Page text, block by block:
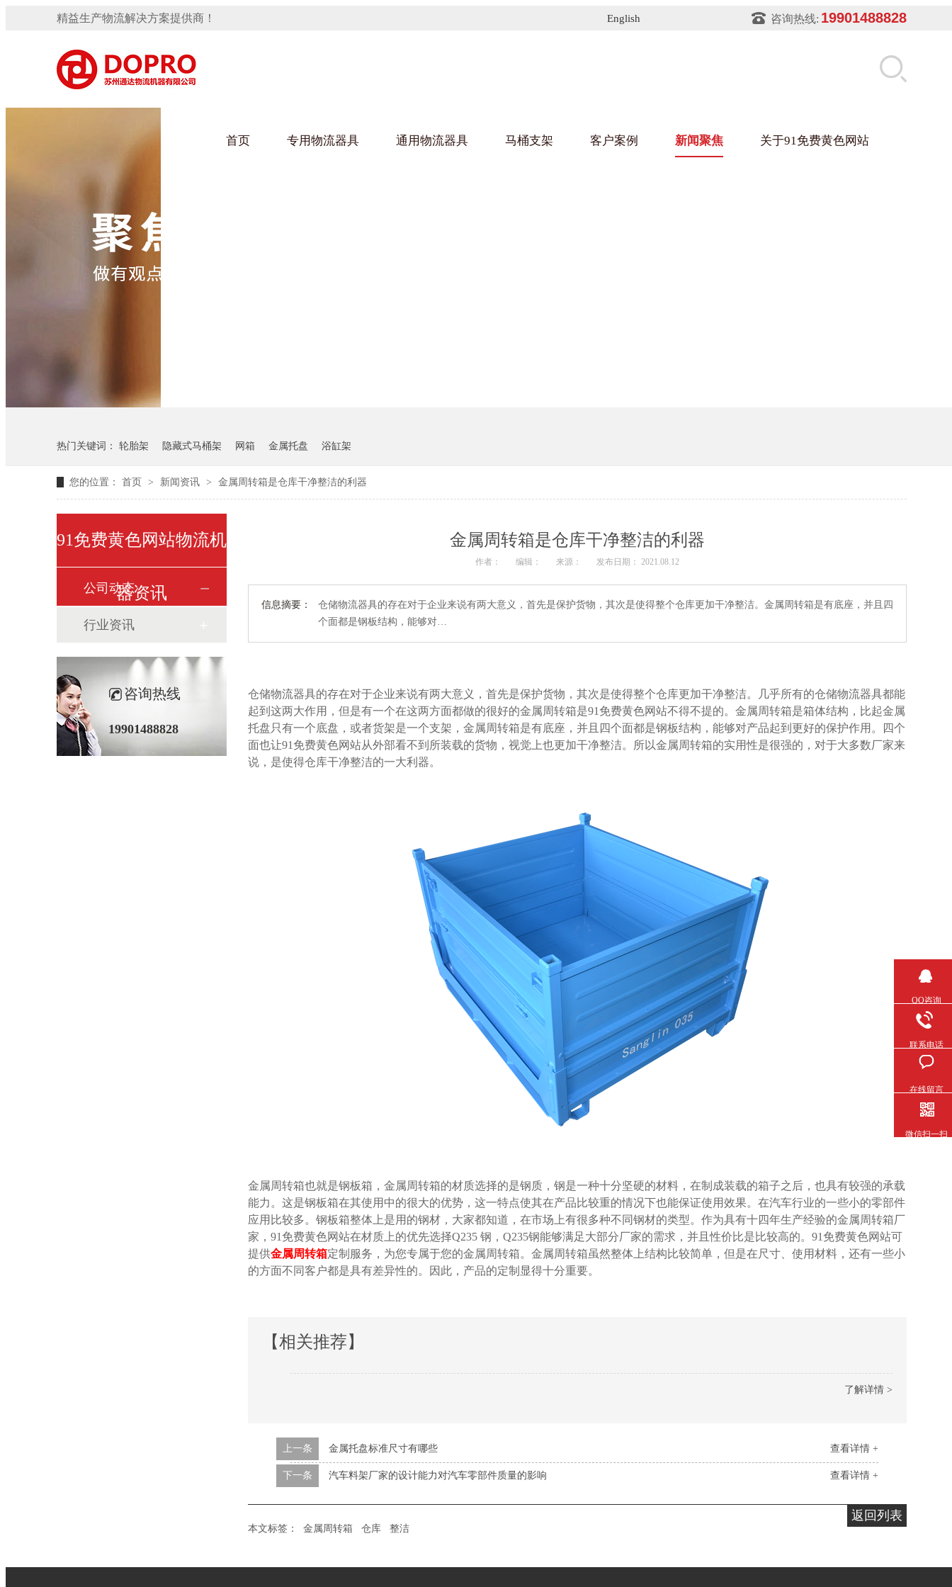
咨询热线: 19901488828
English
精益生产物流解决方案提供商！
首页 专用物流器具
91免费观看视频架
变速箱托盘
发动机料架
通用物流器具
手推车
马桶支架
隐藏式马桶水箱支架
客户案例
汽车行业
新闻聚焦 关于91免费黄色网站
热门关键词： 轮胎架 隐藏式马桶架 网箱 金属托盘 浴缸架
您的位置： 首页 > 新闻资讯 > 金属周转箱是仓库干净整洁的利器
金属周转箱是仓库干净整洁的利器
作者： 编辑： 来源： 发布日期： 2021.08.12
信息摘要：
仓储物流器具的存在对于企业来说有两大意义，首先是保护货物，其次是使得整个仓库更加干净整洁。金属周转箱是有底座，并且四
个面都是钢板结构，能够对…
仓储物流器具的存在对于企业来说有两大意义，首先是保护货物，其次是使得整个仓库更加干净整洁。几乎所有的仓储物流器具都能
起到这两大作用，但是有一个在这两方面都做的很好的金属周转箱是91免费黄色网站不得不提的。金属周转箱是箱体结构，比起金属
托盘只有一个底盘，或者货架是一个支架，金属周转箱是有底座，并且四个面都是钢板结构，能够对产品起到更好的保护作用。四个
面也让91免费黄色网站从外部看不到所装载的货物，视觉上也更加干净整洁。所以金属周转箱的实用性是很强的，对于大多数厂家来
说，是使得仓库干净整洁的一大利器。
金属周转箱也就是钢板箱，金属周转箱的材质选择的是钢质，钢是一种十分坚硬的材料，在制成装载的箱子之后，也具有较强的承载
能力。这是钢板箱在其使用中的很大的优势，这一特点使其在产品比较重的情况下也能保证使用效果。在汽车行业的一些小的零部件
应用比较多。钢板箱整体上是用的钢材，大家都知道，在市场上有很多种不同钢材的类型。作为具有十四年生产经验的金属周转箱厂
家，91免费黄色网站在材质上的优先选择Q235 钢， Q235钢能够满足大部分厂家的需求，并且性价比是比较高的。91免费黄色网站可
提供金属周转箱定制服务，为您专属于您的金属周转箱。金属周转箱虽然整体上结构比较简单，但是在尺寸、使用材料，还有一些小
的方面不同客户都是具有差异性的。因此，产品的定制显得十分重要。
【相关推荐】
了解详情 >
查看详情 +
上一条 金属托盘标准尺寸有哪些
查看详情 +
下一条 汽车料架厂家的设计能力对汽车零部件质量的影响
返回列表
本文标签： 金属周转箱 仓库 整洁
91免费黄色网站物流机
器资讯
公司动态
行业资讯
咨询热线
19901488828
QQ咨询
联系电话
在线留言
微信扫一扫